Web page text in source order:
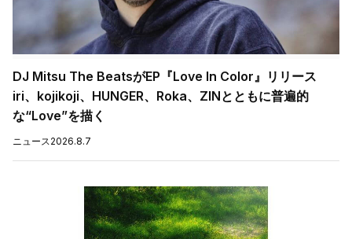
DJ Mitsu The BeatsがEP『Love In Color』リリース
iri、kojikoji、HUNGER、Roka、ZINとともに普遍的
な“Love”を描く
ニュース 2026.8.7